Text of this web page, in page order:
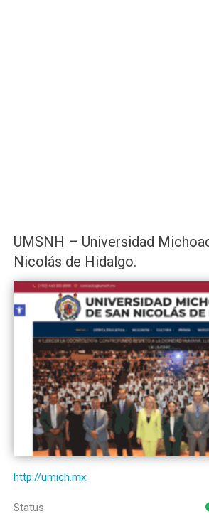
UMSNH – Universidad
Nicolás de Hidalgo.
http://umich.mx
Status